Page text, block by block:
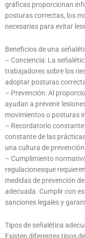
gráficas proporcionan
posturas correctas, los
necesarias para evitar
Beneficios de una
– Conciencia: La
trabajadores sobre los
adoptar posturas
– Prevención: Al
ayudan a prevenir
movimientos o posturas
– Recordatorio
constante de las
una cultura de
– Cumplimiento
regulacionesque
medidas de prevención
adecuada. Cumplir con
sanciones legales y
Tipos de señalética
Existen diferentes tipos